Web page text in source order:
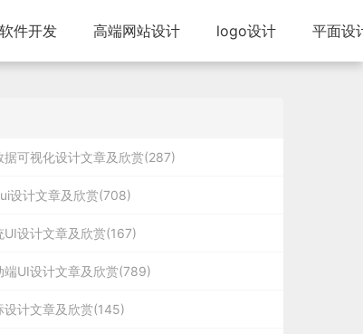
软件开发 高端网站设计 logo设计 平面设
据可视化设计文章及欣赏(287)
设计文章及欣赏(708)
UI设计文章及欣赏(167)
端UI设计文章及欣赏(789)
设计文章及欣赏(145)